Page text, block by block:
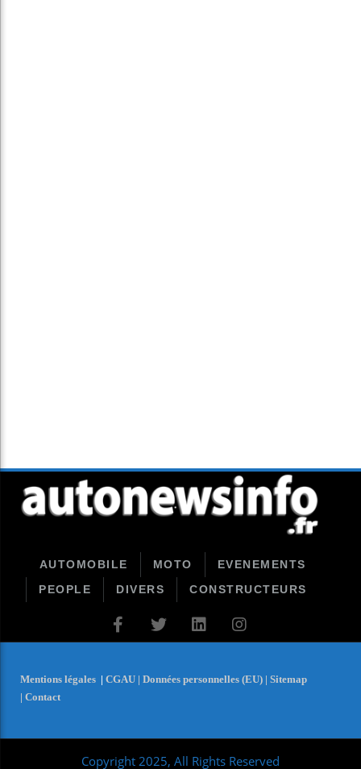
AUTOMOBILE MOTO
EVENEMENTS
PEOPLE
DIVERS CONSTRUCTEURS
Mentions légales | CGAU | Données personnelles (EU) | Sitemap
| Contact
Copyright 2025, All Rights Reserved